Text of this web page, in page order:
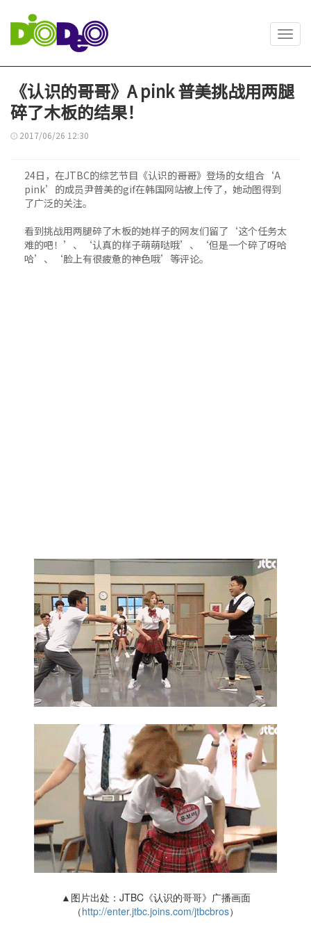
《认识的哥哥》A pink 普美挑战用两腿
碎了木板的结果！
2017/06/26 12:30
24日，在JTBC的综艺节目《认识的哥哥》登场的女组合‘A
pink’的成员尹普美的gif在韩国网站被上传了，她动图得到
了广泛的关注。
看到挑战用两腿碎了木板的她样子的网友们留了‘这个任务太
难的吧！’、‘认真的样子萌萌哒哦’、‘但是一个碎了呀哈
哈’、‘脸上有很疲惫的神色哦’等评论。
▲图片出处：JTBC《认识的哥哥》广播画面
（http://enter.jtbc.joins.com/jtbcbros）